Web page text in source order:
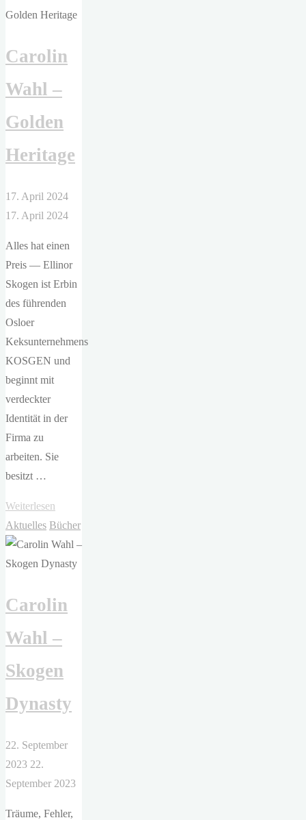
Wahl,
Neumeier,
Santos
Lima,
Groh
Christmas"
Carolin
Wahl –
Golden
Heritage
17. April 2024
17. April 2024
Alles hat einen
Preis — Ellinor
Skogen ist Erbin
des führenden
Osloer
Keksunternehmens
KOSGEN und
beginnt mit
verdeckter
Identität in der
Firma zu
arbeiten. Sie
besitzt …
Weiterlesen
Wahl
–
Golden
Aktuelles Bücher
Carolin
Wahl –
Skogen
Dynasty
22. September
2023 22.
September 2023
Träume, Fehler,